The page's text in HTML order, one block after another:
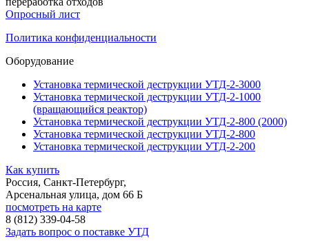
Опросный лист
Политика конфиденциальности
Оборудование
Установка термической деструкции УТД-2-3000
Установка термической деструкции УТД-2-1000
(вращающийся реактор)
Установка термической деструкции УТД-2-800 (2000)
Установка термической деструкции УТД-2-800
Установка термической деструкции УТД-2-200
Как купить
Россия, Санкт-Петербург,
Арсенальная улица, дом 66 Б
посмотреть на карте
8 (812) 339-04-58
Задать вопрос о поставке УТД